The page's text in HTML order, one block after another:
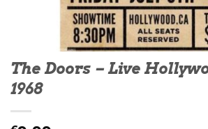
The Doors – Live
1968